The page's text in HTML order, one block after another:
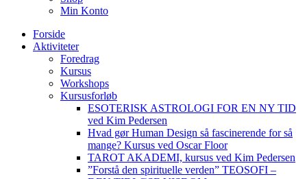
Min Konto
Forside
Aktiviteter
Foredrag
Kursus
Workshops
Kursusforløb
ESOTERISK ASTROLOGI FOR EN NY TID
ved Kim Pedersen
Hvad gør Human Design så fascinerende for så
mange? Kursus ved Oscar Floor
TAROT AKADEMI, kursus ved Kim Pedersen
”Forstå den spirituelle verden” TEOSOFI –